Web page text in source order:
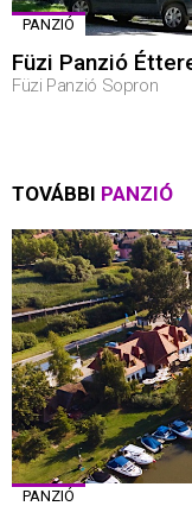
PANZIÓ
Füzi Panzió
Füzi Panzió Sopron
TOVÁBBI PANZIÓ
PANZIÓ